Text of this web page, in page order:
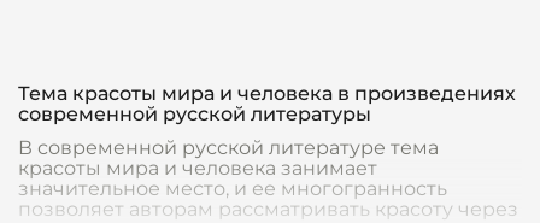
Тема красоты мира и человека в произведениях
современной русской литературы
В современной русской литературе тема
красоты мира и человека занимает
значительное место, и ее многогранность
позволяет авторам рассматривать красоту через